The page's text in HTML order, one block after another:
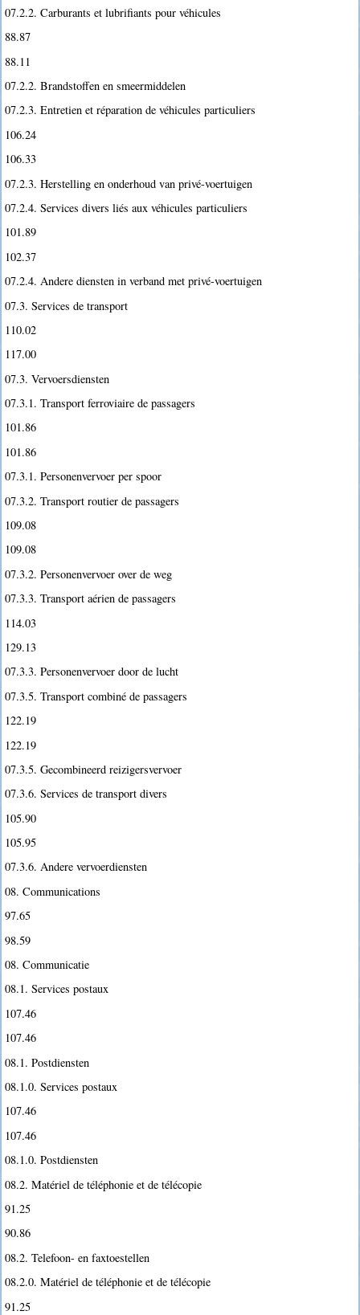
07.2.2. Carburants et lubrifiants pour véhicules
88.87
88.11
07.2.2. Brandstoffen en smeermiddelen
07.2.3. Entretien et réparation de véhicules particuliers
106.24
106.33
07.2.3. Herstelling en onderhoud van privé-voertuigen
07.2.4. Services divers liés aux véhicules particuliers
101.89
102.37
07.2.4. Andere diensten in verband met privé-voertuigen
07.3. Services de transport
110.02
117.00
07.3. Vervoersdiensten
07.3.1. Transport ferroviaire de passagers
101.86
101.86
07.3.1. Personenvervoer per spoor
07.3.2. Transport routier de passagers
109.08
109.08
07.3.2. Personenvervoer over de weg
07.3.3. Transport aérien de passagers
114.03
129.13
07.3.3. Personenvervoer door de lucht
07.3.5. Transport combiné de passagers
122.19
122.19
07.3.5. Gecombineerd reizigersvervoer
07.3.6. Services de transport divers
105.90
105.95
07.3.6. Andere vervoerdiensten
08. Communications
97.65
98.59
08. Communicatie
08.1. Services postaux
107.46
107.46
08.1. Postdiensten
08.1.0. Services postaux
107.46
107.46
08.1.0. Postdiensten
08.2. Matériel de téléphonie et de télécopie
91.25
90.86
08.2. Telefoon- en faxtoestellen
08.2.0. Matériel de téléphonie et de télécopie
91.25